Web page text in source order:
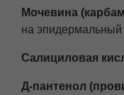
Мочевина
на эпидермальный
Салициловая
Д-пантенол